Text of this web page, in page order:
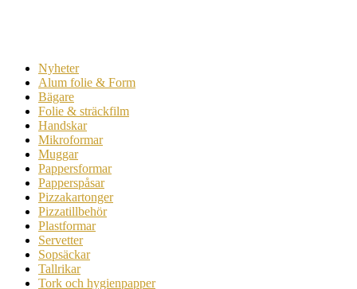
Nyheter
Alum folie & Form
Bägare
Folie & sträckfilm
Handskar
Mikroformar
Muggar
Pappersformar
Papperspåsar
Pizzakartonger
Pizzatillbehör
Plastformar
Servetter
Sopsäckar
Tallrikar
Tork och hygienpapper